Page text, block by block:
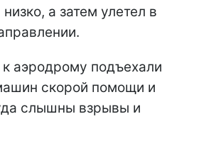
а затем улетел в
к аэродрому подъехали
скорой помощи и
слышны взрывы и